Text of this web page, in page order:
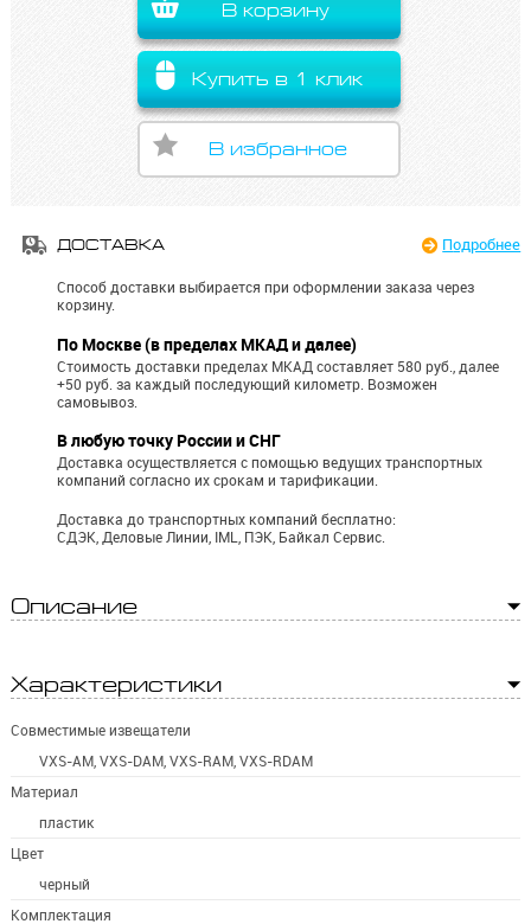
В корзину
Купить в 1 клик
В избранное
ДОСТАВКА Подробнее
Способ доставки выбирается при оформлении заказа через
корзину.
По Москве (в пределах МКАД и далее)
Стоимость доставки пределах МКАД составляет 580 руб., далее
+50 руб. за каждый последующий километр. Возможен
самовывоз.
В любую точку России и СНГ
Доставка осуществляется с помощью ведущих транспортных
компаний согласно их срокам и тарификации.
Доставка до транспортных компаний бесплатно:
СДЭК, Деловые Линии, IML, ПЭК, Байкал Сервис.
Описание
Характеристики
Совместимые извещатели
VXS-AM, VXS-DAM, VXS-RAM, VXS-RDAM
Материал
пластик
Цвет
черный
Комплектация